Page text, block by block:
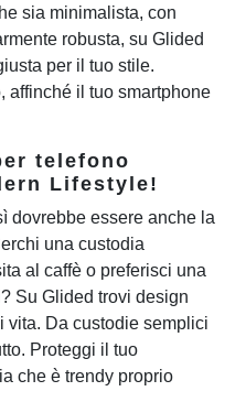
sia minimalista, con
robusta, su Glided
per il tuo stile.
affinché il tuo smartphone
telefono
Lifestyle!
dovrebbe essere anche la
una custodia
al caffè o preferisci una
Su Glided trovi design
vita. Da custodie semplici
Proteggi il tuo
che è trendy proprio